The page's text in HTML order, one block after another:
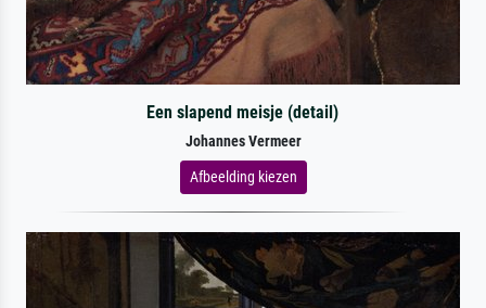
Een slapend meisje (detail)
Johannes Vermeer
Afbeelding kiezen